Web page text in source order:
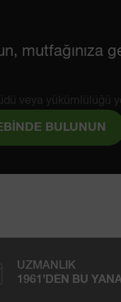
mutfağınıza
veya yükümlülüğü
BULUNUN
UZMANLIK
1961’DEN BU YANA